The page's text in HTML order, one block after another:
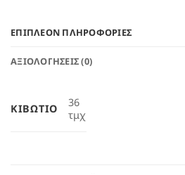
ΕΠΙΠΛΈΟΝ ΠΛΗΡΟΦΟΡΊΕΣ
ΑΞΙΟΛΟΓΉΣΕΙΣ (0)
ΚΙΒΏΤΙΟ
36
τμχ